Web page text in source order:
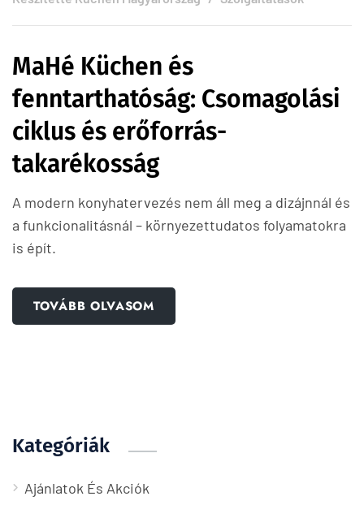
MaHé Küchen és
fenntarthatóság: Csomagolási
ciklus és erőforrás-
takarékosság
A modern konyhatervezés nem áll meg a dizájnnál és
a funkcionalitásnál – környezettudatos folyamatokra
is épít.
TOVÁBB OLVASOM
Kategóriák
Ajánlatok És Akciók